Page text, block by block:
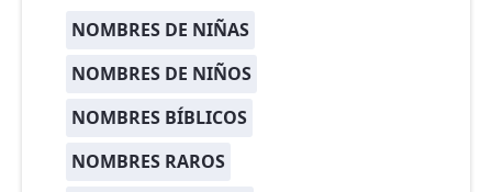
NOMBRES DE NIÑAS
NOMBRES DE NIÑOS
NOMBRES BÍBLICOS
NOMBRES RAROS